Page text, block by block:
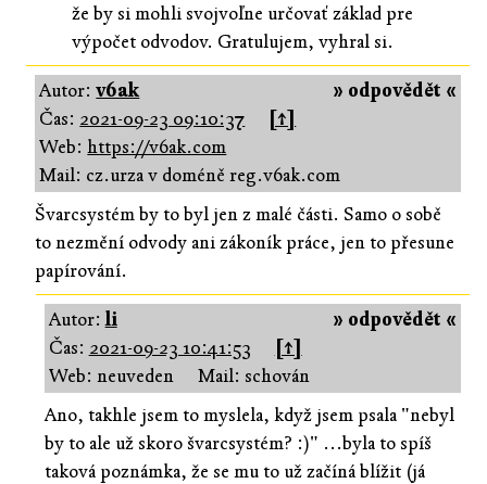
že by si mohli svojvoľne určovať základ pre
výpočet odvodov. Gratulujem, vyhral si.
» odpovědět «
Autor:v6ak
Čas: 2021-09-23 09:10:37
[↑]
Web:https://v6ak.com
Mail: cz.urza v doméně reg.v6ak.com
Švarcsystém by to byl jen z malé části. Samo o sobě
to nezmění odvody ani zákoník práce, jen to přesune
papírování.
» odpovědět «
Autor:li
Čas: 2021-09-23 10:41:53
[↑]
Web: neuveden
Mail: schován
Ano, takhle jsem to myslela, když jsem psala "nebyl
by to ale už skoro švarcsystém? :)" ...byla to spíš
taková poznámka, že se mu to už začíná blížit (já